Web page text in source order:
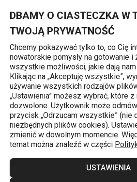
DBAMY O CIASTECZKA W
TWOJĄ PRYWATNOŚĆ
Chcemy pokazywać tylko to, co Cię
nowatorskie pomysły na gotowanie i
wszystkie możliwości, jakie dają
Klikając na „Akceptuję wszystkie”,
używanie wszystkich rodzajów
„Ustawienia” możesz wybrać, które z
dozwolone. Użytkownik może
przycisk „Odrzucam wszystkie” (nie
niezbędnych plików cookies).
zmienić w dowolnym momencie.
temat można znaleźć w części
USTAWIENIA
Wałki do ciasta
Wałek do ciasta
25 cm, ø 5 cm